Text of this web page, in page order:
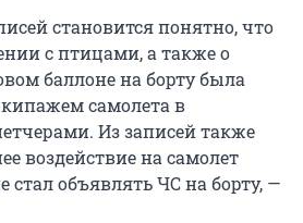
становится понятно, что
с птицами, а также о
баллоне на борту была
самолета в
Из записей также
воздействие на самолет
стал объявлять ЧС на борту, —